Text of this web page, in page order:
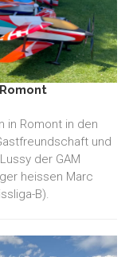
in Romont in den
und
der GAM
heissen Marc
B).